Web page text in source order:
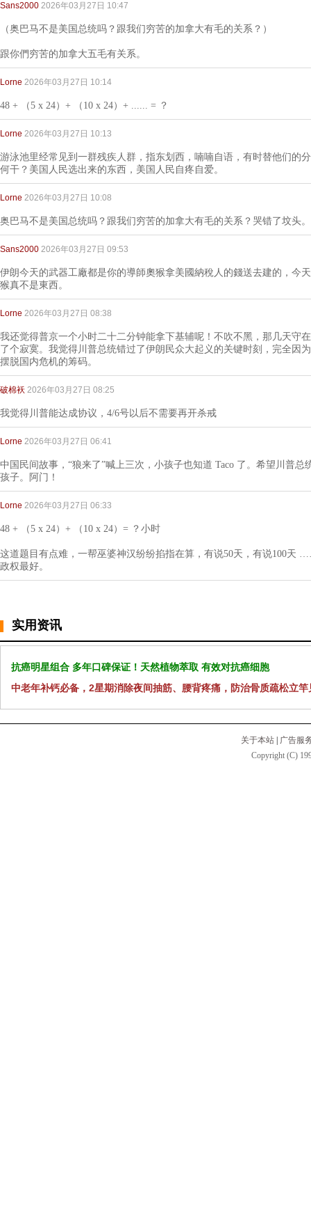
Sans2000 2026年03月27日 10:47
（奥巴马不是美国总统吗？跟我们穷苦的加拿大有毛的关系？）
跟你們穷苦的加拿大五毛有关系。
Lorne 2026年03月27日 10:14
48 + （5 x 24）+ （10 x 24）+ ...... = ？
Lorne 2026年03月27日 10:13
游泳池里经常见到一群残疾人群，指东划西，喃喃自语，有时替他们的
何干？美国人民选出来的东西，美国人民自疼自爱。
Lorne 2026年03月27日 10:08
奥巴马不是美国总统吗？跟我们穷苦的加拿大有毛的关系？哭错了坟头。
Sans2000 2026年03月27日 09:53
伊朗今天的武器工廠都是你的導師奧猴拿美國納稅人的錢送去建的，今
猴真不是東西。
Lorne 2026年03月27日 08:38
我还觉得普京一个小时二十二分钟能拿下基辅呢！不吹不黑，那几天守
了个寂寞。我觉得川普总统错过了伊朗民众大起义的关键时刻，完全因
摆脱国内危机的筹码。
破棉袄 2026年03月27日 08:25
我觉得川普能达成协议，4/6号以后不需要再开杀戒
Lorne 2026年03月27日 06:41
中国民间故事，“狼来了”喊上三次，小孩子也知道 Taco 了。希望川普
孩子。阿门！
Lorne 2026年03月27日 06:33
48 + （5 x 24）+ （10 x 24）= ？小时
这道题目有点难，一帮巫婆神汉纷纷掐指在算，有说50天，有说100天
政权最好。
实用资讯
抗癌明星组合 多年口碑保证！天然植物萃取 有效对抗癌细胞
中老年补钙必备，2星期消除夜间抽筋、腰背疼痛，防治骨质疏松立竿
关于本站
广告服
Copyright (C)